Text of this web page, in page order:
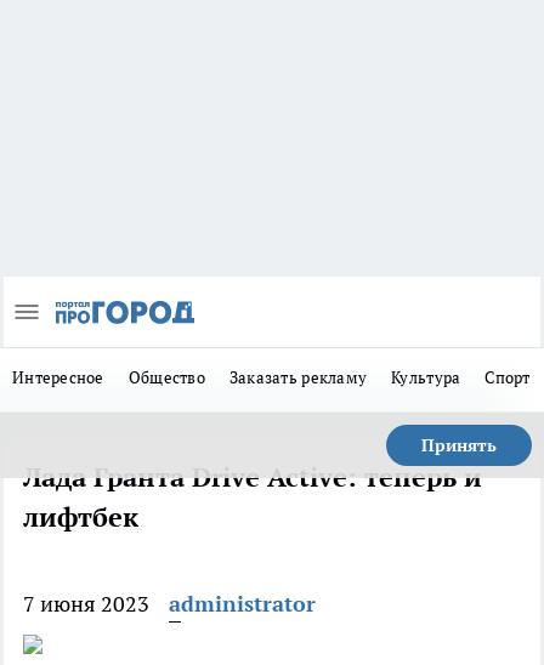
Интересное Общество Заказать рекламу Культура Спорт
Принять
Лада Гранта Drive Active: теперь и
лифтбек
7 июня 2023 administrator